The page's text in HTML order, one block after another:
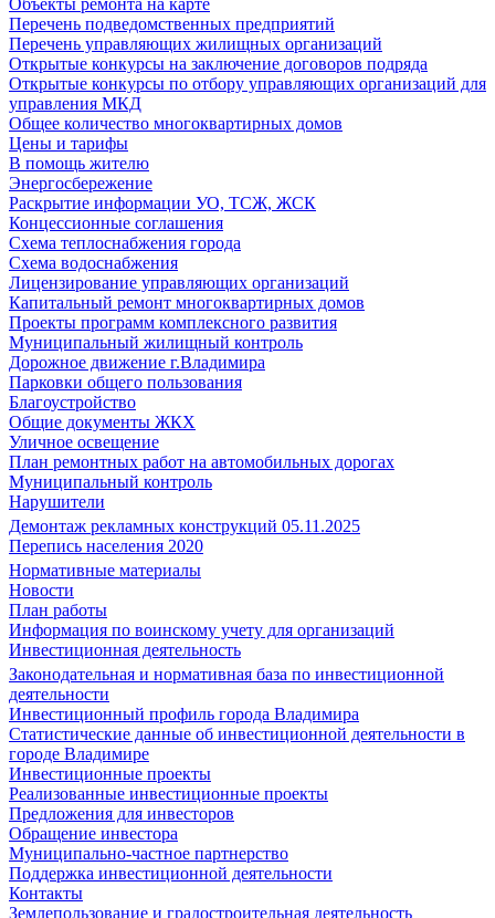
Объекты ремонта на карте
Перечень подведомственных предприятий
Перечень управляющих жилищных организаций
Открытые конкурсы на заключение договоров подряда
Открытые конкурсы по отбору управляющих организаций для
управления МКД
Общее количество многоквартирных домов
Цены и тарифы
В помощь жителю
Энергосбережение
Раскрытие информации УО, ТСЖ, ЖСК
Концессионные соглашения
Схема теплоснабжения города
Схема водоснабжения
Лицензирование управляющих организаций
Капитальный ремонт многоквартирных домов
Проекты программ комплексного развития
Муниципальный жилищный контроль
Дорожное движение г.Владимира
Парковки общего пользования
Благоустройство
Общие документы ЖКХ
Уличное освещение
План ремонтных работ на автомобильных дорогах
Муниципальный контроль
Нарушители
Демонтаж рекламных конструкций 05.11.2025
Перепись населения 2020
Нормативные материалы
Новости
План работы
Информация по воинскому учету для организаций
Инвестиционная деятельность
Законодательная и нормативная база по инвестиционной
деятельности
Инвестиционный профиль города Владимира
Статистические данные об инвестиционной деятельности в
городе Владимире
Инвестиционные проекты
Реализованные инвестиционные проекты
Предложения для инвесторов
Обращение инвестора
Муниципально-частное партнерство
Поддержка инвестиционной деятельности
Контакты
Землепользование и градостроительная деятельность